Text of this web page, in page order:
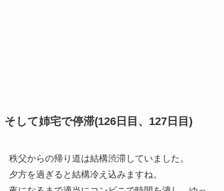
そして姉宅で停滞(126日目、127日目)
秩父からの帰り道は結構渋滞していました。
夕方を過ぎると結構冷え込みますね。